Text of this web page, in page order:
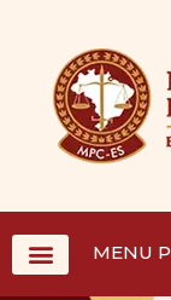
MENU